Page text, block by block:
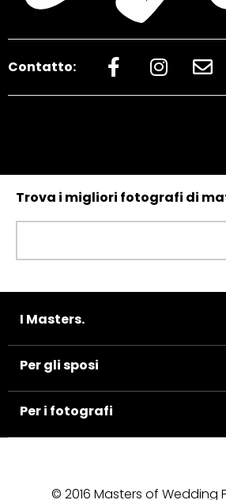
Contatto:
Trova i migliori fotografi di
I Masters.
Per gli sposi
Per i fotografi
© 2016 Masters of Wedding